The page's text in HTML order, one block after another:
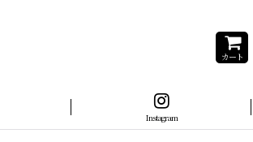
カート
Instagram